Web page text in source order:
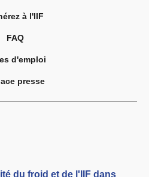
à l'IIF
FAQ
d'emploi
presse
du froid et de l'IIF dans